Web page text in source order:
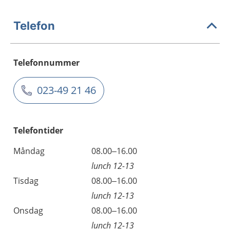
Telefon
Telefonnummer
023-49 21 46
Telefontider
Måndag
08.00–16.00
lunch 12-13
Tisdag
08.00–16.00
lunch 12-13
Onsdag
08.00–16.00
lunch 12-13